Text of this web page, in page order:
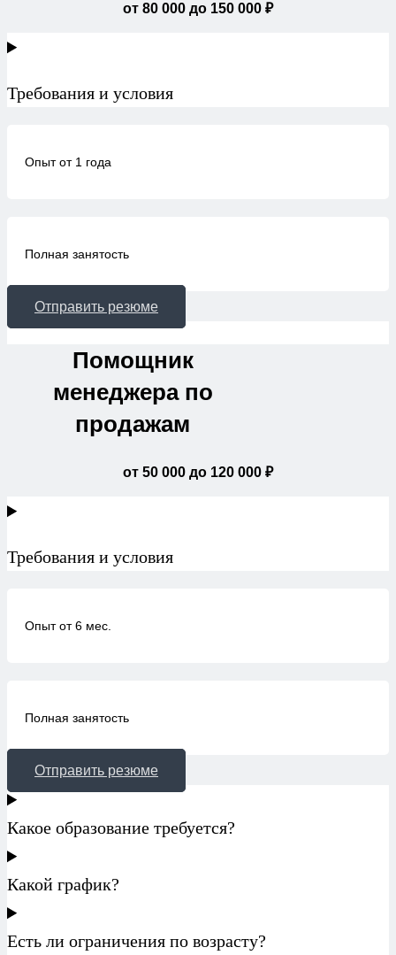
от 80 000 до 150 000 ₽
Требования и условия
Опыт от 1 года
Полная занятость
Отправить резюме
Помощник
менеджера по
продажам
от 50 000 до 120 000 ₽
Требования и условия
Опыт от 6 мес.
Полная занятость
Отправить резюме
Какое образование требуется?
Какой график?
Есть ли ограничения по возрасту?